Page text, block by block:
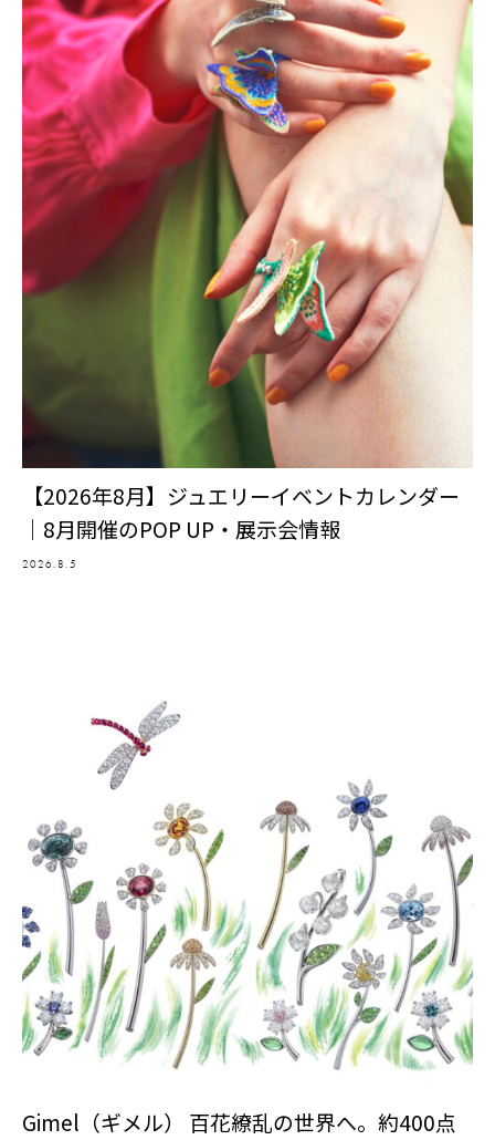
【2026年8月】ジュエリーイベントカレンダー
｜8月開催のPOP UP・展示会情報
2026.8.5
Gimel（ギメル） 百花繚乱の世界へ。約400点